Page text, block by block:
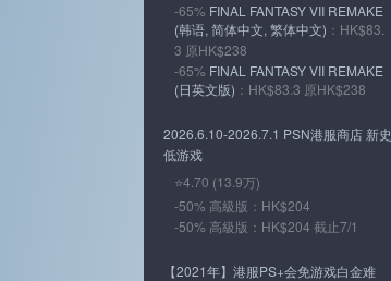
-65% FINAL FANTASY VII REMAKE
(韩语, 简体中文, 繁体中文) ：HK$83.
3 原HK$238
-65% FINAL FANTASY VII REMAKE
(日英文版) ：HK$83.3 原HK$238
2026.6.10-2026.7.1 PSN港服商店 新史
低游戏
⭐4.70 (13.9万)
-50% 高級版：HK$204
-50% 高級版：HK$204 截止7/1
【2021年】港服PS+会免游戏白金难